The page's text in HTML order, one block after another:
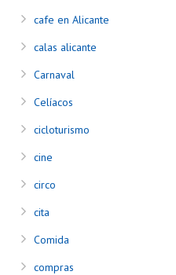
cafe en Alicante
calas alicante
Carnaval
Celíacos
cicloturismo
cine
circo
cita
Comida
compras